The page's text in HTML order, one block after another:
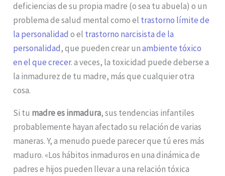
deficiencias de su propia madre (o sea tu abuela) o un
problema de salud mental como el trastorno límite de
la personalidad o el trastorno narcisista de la
personalidad, que pueden crear unambiente tóxico
en el que crecer. a veces, la toxicidad puede deberse a
la inmadurez de tu madre, más que cualquier otra
cosa.
Si tu madre es inmadura, sus tendencias infantiles
probablemente hayan afectado su relación de varias
maneras. Y, a menudo puede parecer que tú eres más
maduro. «Los hábitos inmaduros en una dinámica de
padres e hijos pueden llevar a una relación tóxica